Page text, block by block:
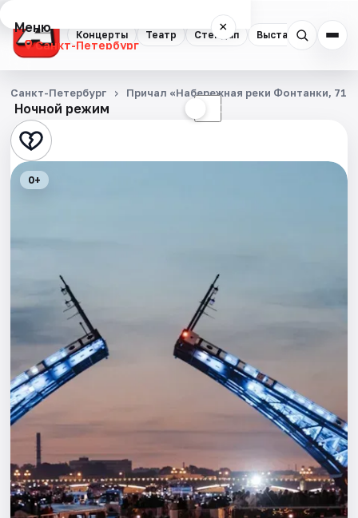
Концерты Театр Стендап Выставки
Меню ×
Санкт-Петербург
Концерты
Театр
Стендап
Спорт
События
Города
Площадки
Артисты
Рейтинги
Ночной режим ☾
Санкт-Петербург Причал «Набережная реки Фонтанки, 71»
0+